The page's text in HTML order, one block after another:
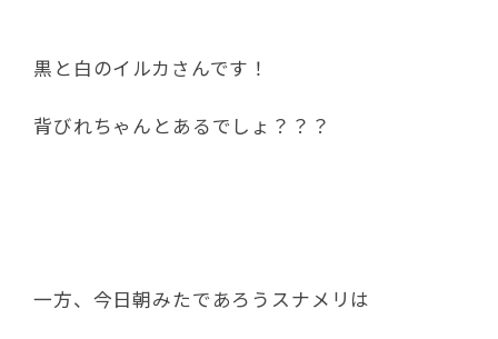
黒と白のイルカさんです！
背びれちゃんとあるでしょ？？？
一方、今日朝みたであろうスナメリは